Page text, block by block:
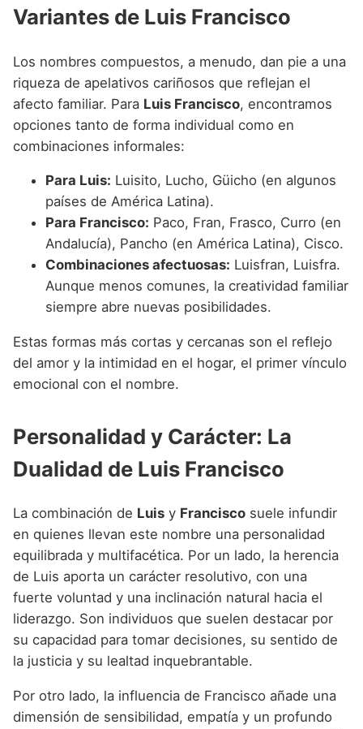
Variantes de Luis Francisco
Los nombres compuestos, a menudo, dan pie a una
riqueza de apelativos cariñosos que reflejan el
afecto familiar. Para Luis Francisco, encontramos
opciones tanto de forma individual como en
combinaciones informales:
Para Luis: Luisito, Lucho, Güicho (en algunos
países de América Latina).
Para Francisco: Paco, Fran, Frasco, Curro (en
Andalucía), Pancho (en América Latina), Cisco.
Combinaciones afectuosas: Luisfran, Luisfra.
Aunque menos comunes, la creatividad familiar
siempre abre nuevas posibilidades.
Estas formas más cortas y cercanas son el reflejo
del amor y la intimidad en el hogar, el primer vínculo
emocional con el nombre.
Personalidad y Carácter: La
Dualidad de Luis Francisco
La combinación de Luis y Francisco suele infundir
en quienes llevan este nombre una personalidad
equilibrada y multifacética. Por un lado, la herencia
de Luis aporta un carácter resolutivo, con una
fuerte voluntad y una inclinación natural hacia el
liderazgo. Son individuos que suelen destacar por
su capacidad para tomar decisiones, su sentido de
la justicia y su lealtad inquebrantable.
Por otro lado, la influencia de Francisco añade una
dimensión de sensibilidad, empatía y un profundo